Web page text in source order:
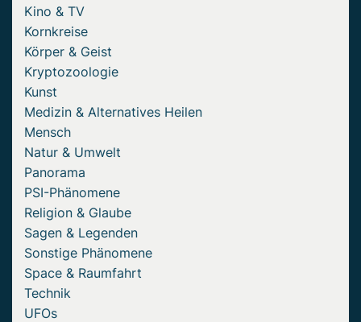
Kino & TV
Kornkreise
Körper & Geist
Kryptozoologie
Kunst
Medizin & Alternatives Heilen
Mensch
Natur & Umwelt
Panorama
PSI-Phänomene
Religion & Glaube
Sagen & Legenden
Sonstige Phänomene
Space & Raumfahrt
Technik
UFOs